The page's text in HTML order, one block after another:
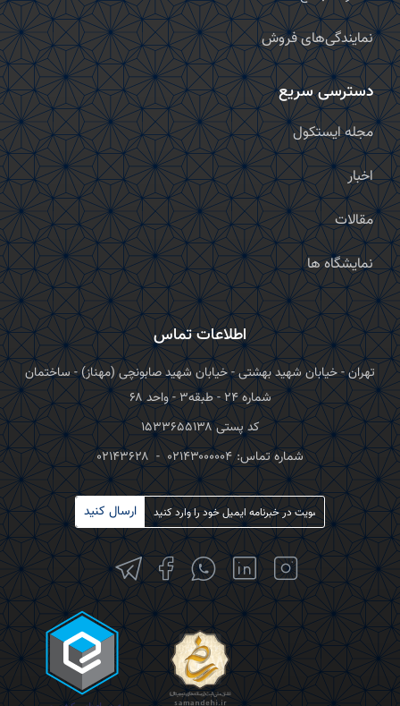
ارسال کنید
نمایندگی‌های فروش
دسترسی سریع
مجله ایستکول
اخبار
مقالات
نمایشگاه ها
اطلاعات تماس
تهران - خیابان شهید بهشتی - خیابان شهید صابونچی (مهناز) - ساختمان
شماره ۲۴ - طبقه۳ - واحد ۶۸
کد پستی ۱۵۳۳۶۵۵۱۳۸
شماره تماس: ۰۲۱۴۳۰۰۰۰۰۴ - ۰۲۱۴۳۶۲۸